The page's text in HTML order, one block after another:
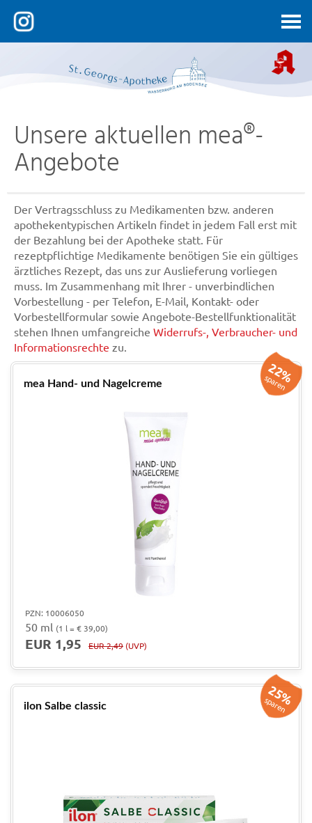
Kontakt
Unsere aktuellen mea®-
Angebote
Der Vertragsschluss zu Medikamenten bzw. anderen
apothekentypischen Artikeln findet in jedem Fall erst mit
der Bezahlung bei der Apotheke statt. Für
rezeptpflichtige Medikamente benötigen Sie ein gültiges
ärztliches Rezept, das uns zur Auslieferung vorliegen
muss. Im Zusammenhang mit Ihrer - unverbindlichen
Vorbestellung - per Telefon, E-Mail, Kontakt- oder
Vorbestellformular sowie Angebote-Bestellfunktionalität
stehen Ihnen umfangreiche Widerrufs-, Verbraucher- und
Informationsrechte zu.
mea Hand- und Nagelcreme 22%
sparen
PZN: 10006050
50 ml (1 l = € 39,00)
EUR 1,95 EUR 2,49 (UVP)
ilon Salbe classic 25%
sparen